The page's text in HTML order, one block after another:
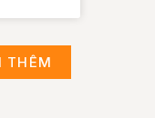
THÊM